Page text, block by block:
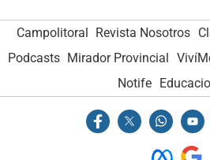
Campolitoral Revista Nosotros
Podcasts Mirador Provincial
Notife